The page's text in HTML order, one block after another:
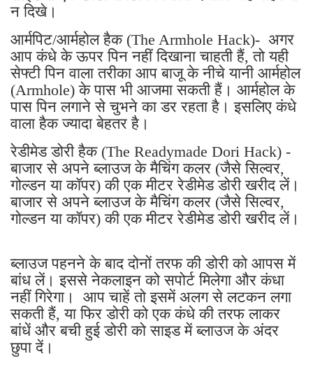
आर्मपिट/आर्महोल हैक (The Armhole Hack)- अगर
आप कंधे के ऊपर पिन नहीं दिखाना चाहती हैं, तो यही
सेफ्टी पिन वाला तरीका आप बाजू के नीचे यानी आर्महोल
(Armhole) के पास भी आजमा सकती हैं। आर्महोल के
पास पिन लगाने से चुभने का डर रहता है। इसलिए कंधे
वाला हैक ज्यादा बेहतर है।
रेडीमेड डोरी हैक (The Readymade Dori Hack) -
बाजार से अपने ब्लाउज के मैचिंग कलर (जैसे सिल्वर,
गोल्डन या कॉपर) की एक मीटर रेडीमेड डोरी खरीद लें।
बाजार से अपने ब्लाउज के मैचिंग कलर (जैसे सिल्वर,
गोल्डन या कॉपर) की एक मीटर रेडीमेड डोरी खरीद लें।
बांध लें। इससे नेकलाइन को सपोर्ट मिलेगा और कंधा
नहीं गिरेगा। आप चाहें तो इसमें अलग से लटकन लगा
सकती हैं, या फिर डोरी को एक कंधे की तरफ लाकर
बांधें और बची हुई डोरी को साइड में ब्लाउज के अंदर
छुपा दें।
Follow UdaipurTimes on